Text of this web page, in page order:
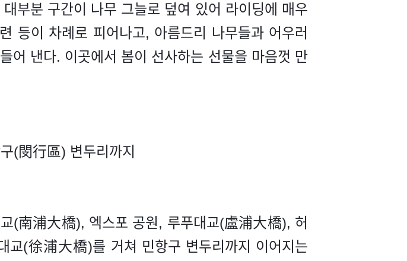
부분 구간이 나무 그늘로 덮여 있어 라이딩에 매우
등이 차례로 피어나고, 아름드리 나무들과 어우러
어 낸다. 이곳에서 봄이 선사하는 선물을 마음껏 만
(閔行區) 변두리까지
(南浦大橋), 엑스포 공원, 루푸대교(盧浦大橋), 허
(徐浦大橋)를 거쳐 민항구 변두리까지 이어지는